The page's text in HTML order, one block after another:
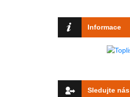
Informace
Sledujte nás